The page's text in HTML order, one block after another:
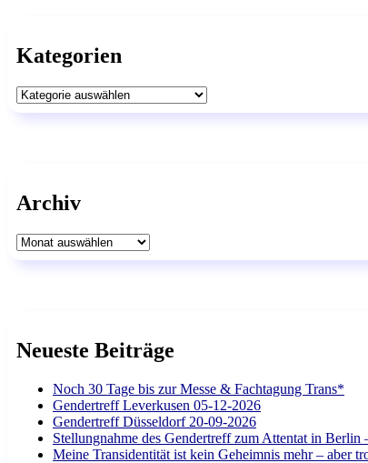
Kategorien
Kategorien
Archiv
Archiv
Neueste Beiträge
Noch 30 Tage bis zur Messe & Fachtagung Trans*
Gendertreff Leverkusen 05-12-2026
Gendertreff Düsseldorf 20-09-2026
Stellungnahme des Gendertreff zum Attentat in
Meine Transidentität ist kein Geheimnis mehr – aber